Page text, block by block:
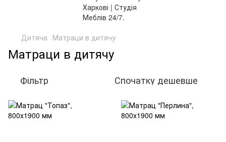
Дитяча Матраци в дитячу
Матраци в дитячу
Фільтр Спочатку дешевше